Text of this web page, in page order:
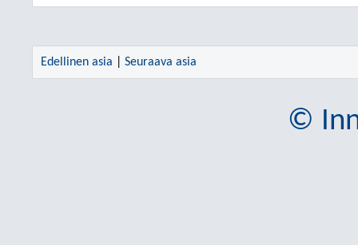
Edellinen asia Seuraava asia
©